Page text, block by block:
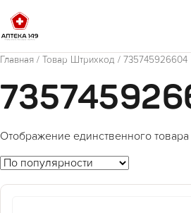
Главная / Товар Штрихкод / 735745926604
Отображение единственного товара